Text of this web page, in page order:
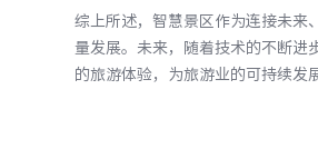
综上所述，智慧景区作为连接未来
量发展。未来，随着技术的不断进
的旅游体验，为旅游业的可持续发